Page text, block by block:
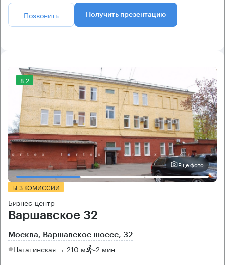
Позвонить Получить презентацию
8.2
Еще фото
БЕЗ КОМИССИИ
Бизнес-центр
Варшавское 32
Москва, Варшавское шоссе, 32
Нагатинская → 210 м ~2 мин